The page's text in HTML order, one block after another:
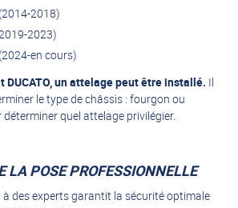
2018)
2023)
en cours)
DUCATO, un attelage peut être installé. Il
le type de châssis : fourgon ou
quel attelage privilégier.
LA POSE PROFESSIONNELLE
à des experts garantit la sécurité optimale